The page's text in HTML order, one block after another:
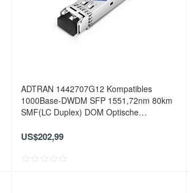
ADTRAN 1442707G12 Kompatibles
1000Base-DWDM SFP 1551,72nm 80km
SMF(LC Duplex) DOM Optische
US$202,99